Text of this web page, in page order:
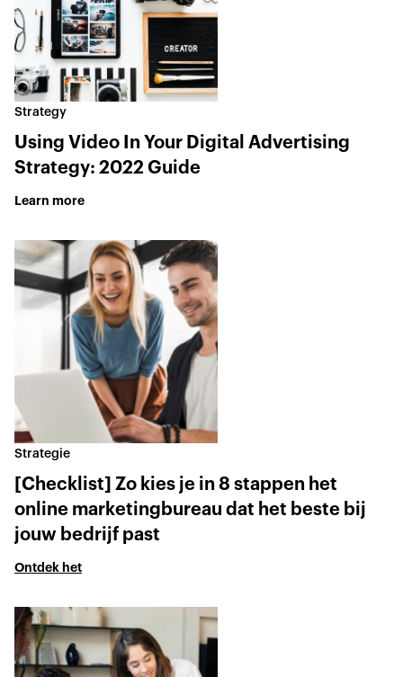
Strategy
Using Video In Your Digital Advertising
Strategy: 2022 Guide
Learn more
Strategie
[Checklist] Zo kies je in 8 stappen het
online marketingbureau dat het beste bij
jouw bedrijf past
Ontdek het